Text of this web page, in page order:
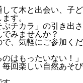
て木と出会い、子ど
す。
チカラ」の引き出さ
みませんか？
、気軽にご参加くだ
はもったいない！」
回楽しい自然あそび